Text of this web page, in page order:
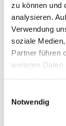
zu können und
analysieren.
Verwendung
soziale
Partner führen
weiteren Daten
Notwendig